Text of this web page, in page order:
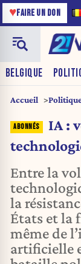
♥FAIRE UN DON
BELGIQUE
Accueil
IA :
Entre la
la
États et la
même de
artificielle